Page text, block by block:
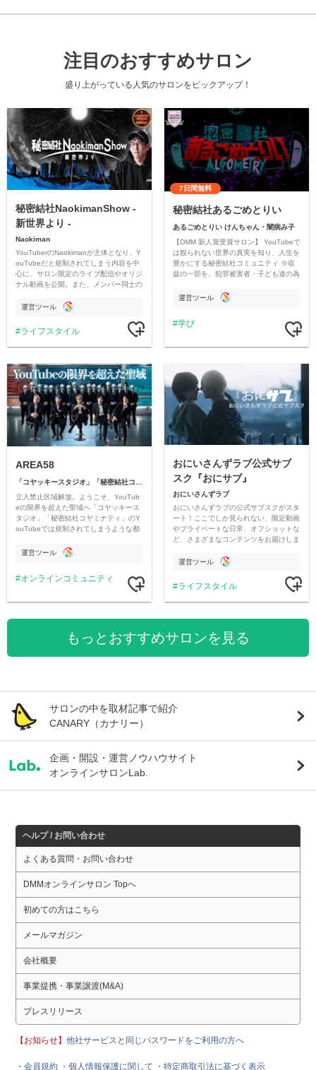
注目のおすすめサロン
盛り上がっている人気のサロンをピックアップ！
秘密結社NaokimanShow -
新世界より -
Naokiman
YouTuberのNaokimanが主体となり、Y
ouTubeだと規制されてしまう内容を中
心に、サロン限定のライブ配信やオリジ
ナル動画を公開。また、メンバー同士の
ただいています。
運営ツール
ライフスタイル
7日間無料
秘密結社あるごめとりい
あるごめとりい けんちゃん・闇病み子
【DMM 新人賞受賞サロン】 YouTubeで
は観られない世界の真実を知り、人生を
豊かにする秘密結社コミュニティ ※収
益の一部を、犯罪被害者・子ども達の為
す運営ツール
学び
AREA58
立入禁止区域解放。ようこそ、YouTub
eの限界を超えた聖域へ「コヤッキース
タジオ」「秘密結社コヤミナティ」のY
ouTubeでは規制されてしまうような都
公開。
運営ツール
オンラインコミュニティ
おにいさんずラブ公式サブ
スク『おにサブ』
おにいさんずラブ
おにいさんずラブの公式サブスクがスタ
ート！ここでしか見られない、限定動画
やプライベートな日常、オフショットな
ど、さまざまなコンテンツをお届けしま
運営ツール
ライフスタイル
もっとおすすめサロンを見る
サロンの中を取材記事で紹介
CANARY（カナリー）
企画・開設・運営ノウハウサイト
オンラインサロンLab.
ヘルプ / お問い合わせ
よくある質問・お問い合わせ
DMMオンラインサロン Topへ
初めての方はこちら
メールマガジン
会社概要
事業提携・事業譲渡(M&A)
プレスリリース
【お知らせ】他社サービスと同じパスワードをご利用の方へ
・会員規約 ・個人情報保護に関して ・特定商取引法に基づく表示